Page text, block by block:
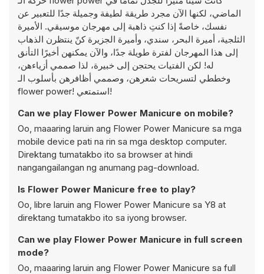
الماضي، لكنها الآن مجرد طريقة لطيفة وجميلة جدًا للتعبير عن
نفسك، خاصةً إذا كنتِ ذاهبة إلى مهرجان موسيقي. الأميرة
الثلجية، أميرة البحر، سندي، وأميرة الجزيرة كنّ ينتظرن الذهاب
إلى هذا المهرجان لفترة طويلة جدًا، والآن يمكنهن أخيرًا التأنق
له! لكن الفتيات يحتجن إلى خبيرة، لذا صممي أزياءهن،
وخططي لتسريحات شعرهن، وصممي أظافرهن بأسلوب الـ
flower power! استمتعي!
Can we play Flower Power Manicure on mobile?
Oo, maaaring laruin ang Flower Power Manicure sa mga
mobile device pati na rin sa mga desktop computer.
Direktang tumatakbo ito sa browser at hindi
nangangailangan ng anumang pag-download.
Is Flower Power Manicure free to play?
Oo, libre laruin ang Flower Power Manicure sa Y8 at
direktang tumatakbo ito sa iyong browser.
Can we play Flower Power Manicure in full screen
mode?
Oo, maaaring laruin ang Flower Power Manicure sa full